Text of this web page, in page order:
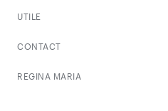
UTILE
CONTACT
REGINA MARIA